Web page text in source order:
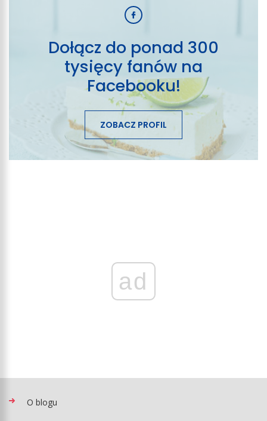
Dołącz do ponad 300
tysięcy fanów na
Facebooku!
ZOBACZ PROFIL
ad
O blogu